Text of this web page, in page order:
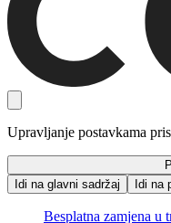
Upravljanje postavkama
Idi na glavni sadržaj
Idi na
Besplatna zamjena u